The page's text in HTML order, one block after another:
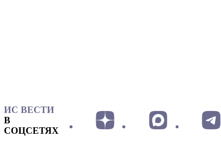
ИС ВЕСТИ
В
СОЦСЕТЯХ